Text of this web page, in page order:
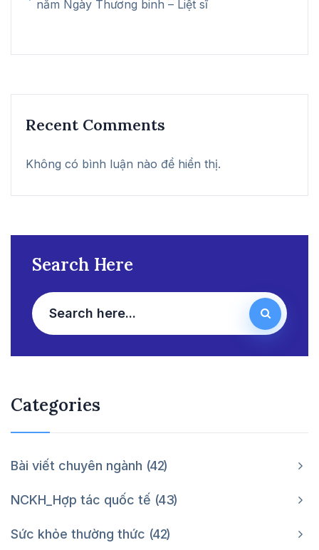
năm Ngày Thương binh – Liệt sĩ
Recent Comments
Không có bình luận nào để hiển thị.
Search Here
Categories
Bài viết chuyên ngành 42
NCKH_Hợp tác quốc tế 43
Sức khỏe thường thức 42